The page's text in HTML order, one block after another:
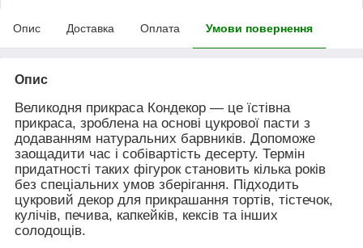
Опис Доставка Оплата Умови повернення
Опис
Великодня прикраса Кондекор — це їстівна
прикраса, зроблена на основі цукрової пасти з
додаванням натуральних барвників. Допоможе
заощадити час і собівартість десерту. Термін
придатності таких фігурок становить кілька років
без спеціальних умов зберігання. Підходить
цукровий декор для прикрашання тортів, тістечок,
кулічів, печива, капкейків, кексів та інших
солодощів.